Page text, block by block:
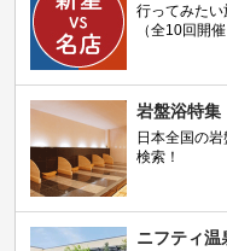
行ってみたい
（全10回開
岩盤浴特集
日本全国の
検索！
ニフティ温